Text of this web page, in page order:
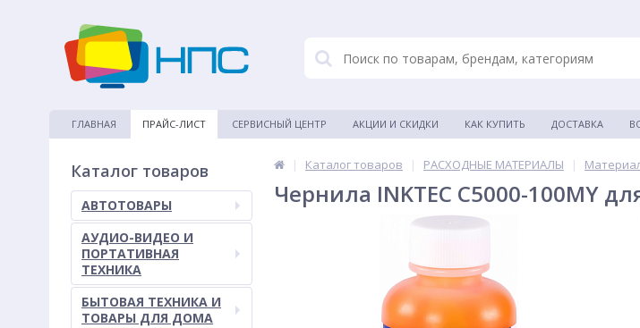
ГЛАВНАЯ ПРАЙС-ЛИСТ СЕРВИСНЫЙ ЦЕНТР АКЦИИ И СКИДКИ КАК КУПИТЬ ДОСТАВКА
Каталог товаров
АВТОТОВАРЫ
АУДИО-ВИДЕО И
ПОРТАТИВНАЯ
ТЕХНИКА
БЫТОВАЯ ТЕХНИКА И
ТОВАРЫ ДЛЯ ДОМА
| Каталог товаров | РАСХОДНЫЕ МАТЕРИАЛЫ |
Чернила INKTEC C5000-100MY